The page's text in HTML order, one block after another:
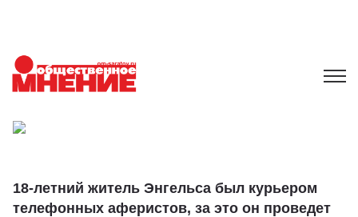
18-летний житель Энгельса был курьером
телефонных аферистов, за это он проведет